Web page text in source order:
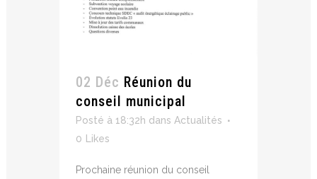
02 Déc Réunion du
conseil municipal
Posté à 18:32h dans Actualités
0 Likes
Prochaine réunion du conseil